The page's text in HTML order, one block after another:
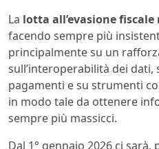
La lotta all’evasione fiscale
facendo sempre più
principalmente su un
sull’interoperabilità dei dati,
pagamenti e su strumenti
in modo tale da ottenere
sempre più massicci.
Dal 1° gennaio 2026 ci